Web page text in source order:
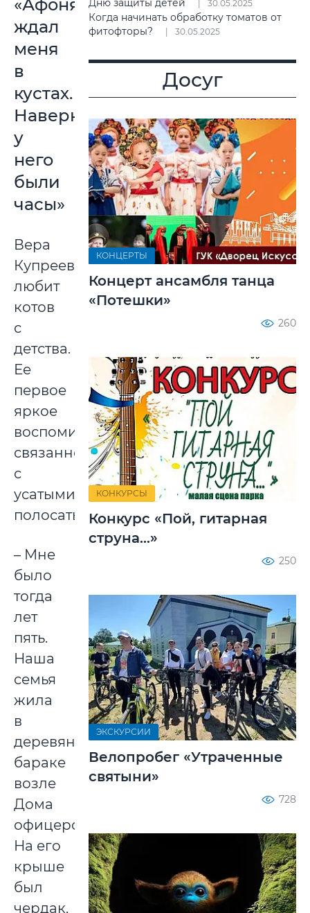
«Афоня
ждал
меня
в
кустах.
Наверное,
у
него
были
часы»
Вера
Купреева
любит
котов
с
детства.
Ее
первое
яркое
воспоминание,
связанное
с
усатыми-
полосатыми:
– Мне
было
тогда
лет
пять.
Наша
семья
жила
в
деревянном
бараке
возле
Дома
офицеров.
На его
крыше
был
чердак,
Дню защиты детей
30.05.2025
Когда начинать обработку томатов от
фитофторы?
30.05.2025
Досуг
КОНЦЕРТЫ
Концерт ансамбля танца
«Потешки»
260
КОНКУРСЫ
Конкурс «Пой, гитарная
струна...»
250
ЭКСКУРСИИ
Велопробег «Утраченные
святыни»
728